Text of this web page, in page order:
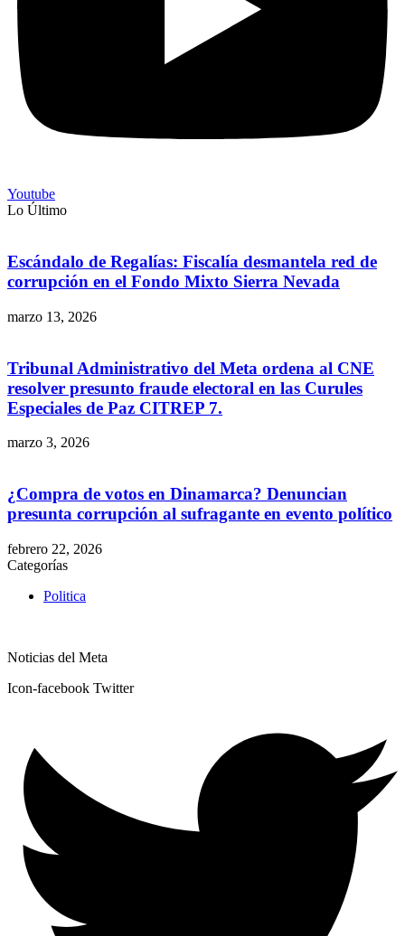
Youtube
Lo Último
Escándalo de Regalías: Fiscalía desmantela red de
corrupción en el Fondo Mixto Sierra Nevada
marzo 13, 2026
Tribunal Administrativo del Meta ordena al CNE
resolver presunto fraude electoral en las Curules
Especiales de Paz CITREP 7.
marzo 3, 2026
¿Compra de votos en Dinamarca? Denuncian
presunta corrupción al sufragante en evento político
febrero 22, 2026
Categorías
Politica
Noticias del Meta
Icon-facebook Twitter